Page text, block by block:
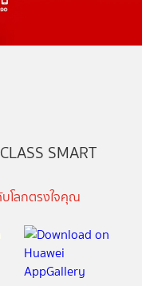
SMART
โลกตรงใจคุณ